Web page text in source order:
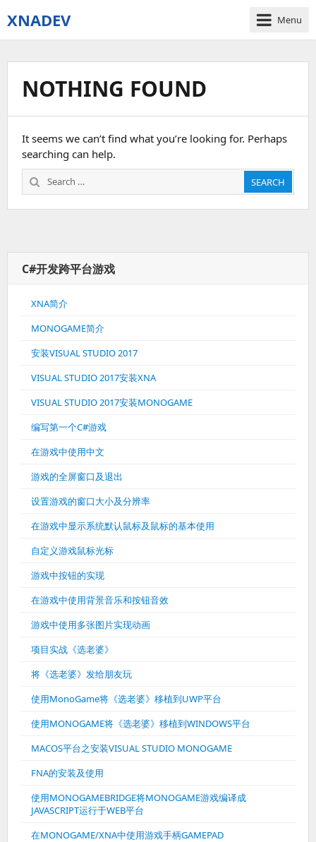
XNADEV Menu
NOTHING FOUND
It seems we can’t find what you’re looking for. Perhaps
searching can help.
Search
for:
SEARCH
C#开发跨平台游戏
XNA简介
MONOGAME简介
安装VISUAL STUDIO 2017
VISUAL STUDIO 2017安装XNA
VISUAL STUDIO 2017安装MONOGAME
编写第一个C#游戏
在游戏中使用中文
游戏的全屏窗口及退出
设置游戏的窗口大小及分辨率
在游戏中显示系统默认鼠标及鼠标的基本使用
自定义游戏鼠标光标
游戏中按钮的实现
在游戏中使用背景音乐和按钮音效
游戏中使用多张图片实现动画
项目实战《选老婆》
将《选老婆》发给朋友玩
使用MonoGame将《选老婆》移植到UWP平台
使用MONOGAME将《选老婆》移植到WINDOWS平台
MACOS平台之安装VISUAL STUDIO MONOGAME
FNA的安装及使用
使用MONOGAMEBRIDGE将MONOGAME游戏编译成
JAVASCRIPT运行于WEB平台
在MONOGAME/XNA中使用游戏手柄GAMEPAD